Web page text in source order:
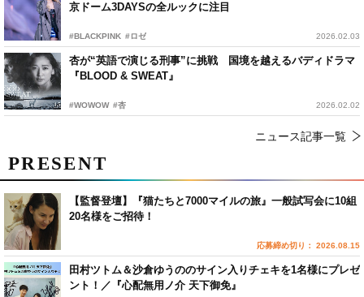
京ドーム3DAYSの全ルックに注目
#BLACKPINK #ロゼ 2026.02.03
杏が“英語で演じる刑事”に挑戦 国境を越えるバディドラマ
『BLOOD & SWEAT』
#WOWOW #杏 2026.02.02
ニュース記事一覧
PRESENT
【監督登壇】『猫たちと7000マイルの旅』一般試写会に10組
20名様をご招待！
応募締め切り： 2026.08.15
田村ツトム＆沙倉ゆうののサイン入りチェキを1名様にプレゼ
ント！／『心配無用ノ介 天下御免』